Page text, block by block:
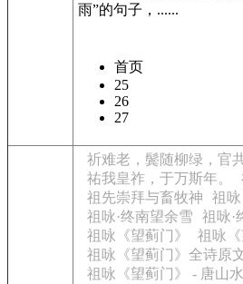
雨”的句子，......
首页
25
26
27
祈难老，鬓随柳绿，官
祐我皇祚，于万斯年。
祖先崇拜与畜牧神
祖咏
祖咏·终南望余雪
祖咏·
祖咏《望蓟门》
祖咏《
祖咏《望蓟门》全诗原
祖咏《望蓟门》 - 唐山